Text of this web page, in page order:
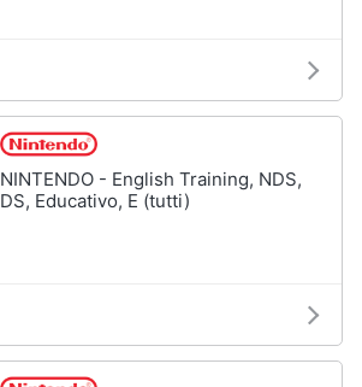
NINTENDO - English Training, NDS,
DS, Educativo, E (tutti)